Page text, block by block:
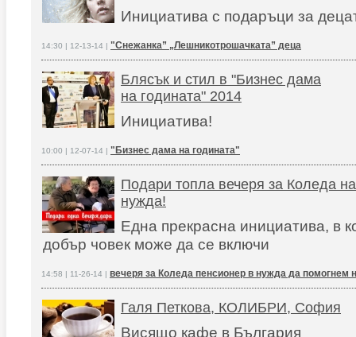
Инициатива с подаръци за
14:30 | 12-13-14 | "Снежанка” „Лешникотрошачката” деца
Блясък и стил в "Бизнес дама
на годината" 2014
Инициатива!
10:00 | 12-07-14 | "Бизнес дама на годината"
Подари топла вечеря за Коледа
нужда!
Една прекрасна инициатива, в
добър човек може да се включи
14:58 | 11-26-14 | вечеря за Коледа пенсионер в нужда да помогнем
Галя Петкова, КОЛИБРИ, София
Висящо кафе в България